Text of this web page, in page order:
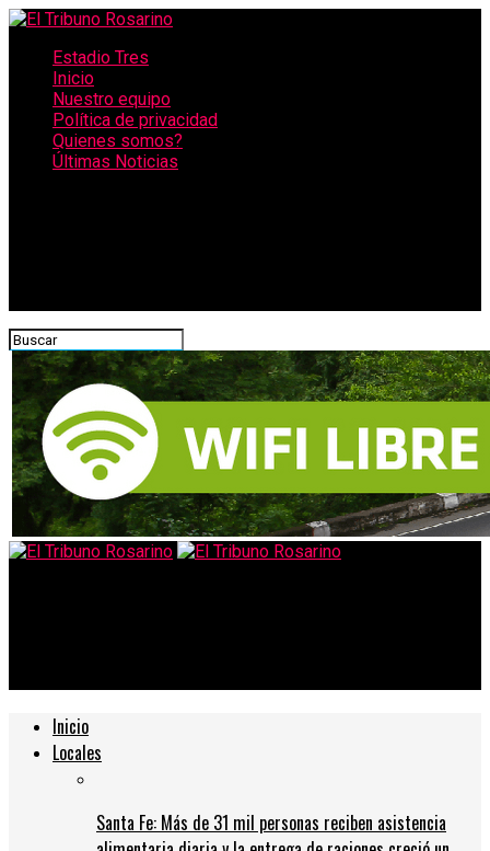
Estadio Tres
Inicio
Nuestro equipo
Política de privacidad
Quienes somos?
Últimas Noticias
Inicio
Locales
Santa Fe: Más de 31 mil personas reciben asistencia